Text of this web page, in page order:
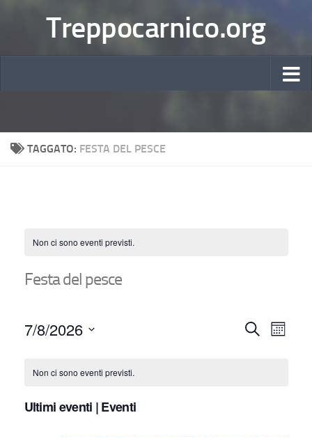
Treppocarnico.org
TAGGATO: FESTA DEL PESCE
Non ci sono eventi previsti.
Festa del pesce
E
Cerca
E
Mese
7/8/2026
C
a
Non ci sono eventi previsti.
Ultimi eventi | Eventi